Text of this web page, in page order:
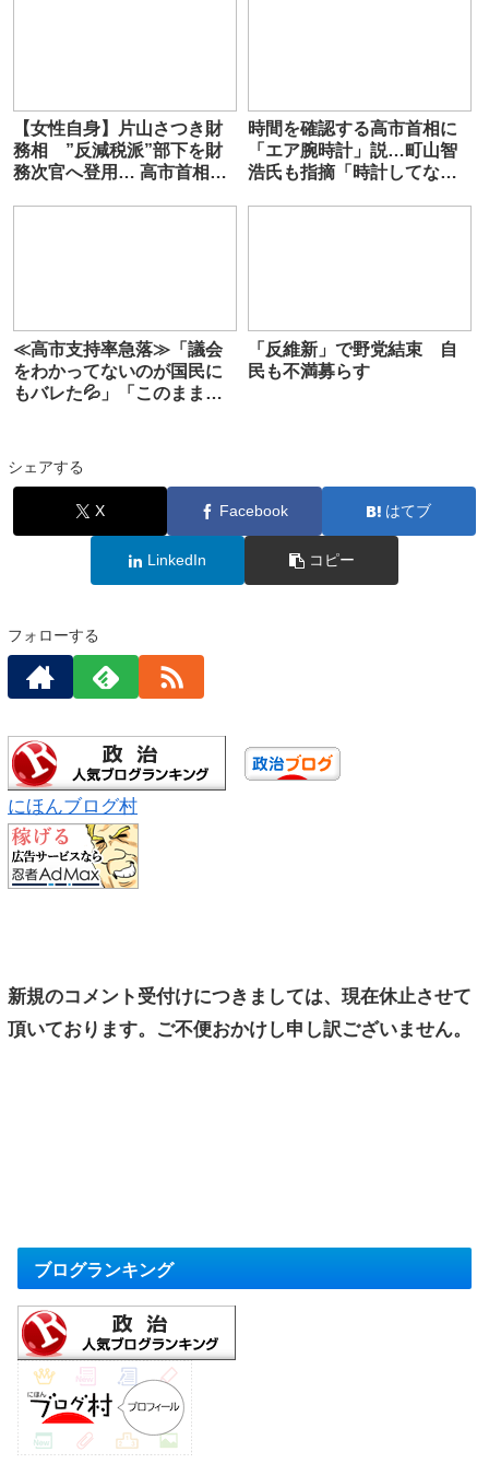
【女性自身】片山さつき財
務相 ”反減税派”部下を財
務次官へ登用… 高市首相が
時間を確認する高市首相に
「エア腕時計」説…町山智
浩氏も指摘「時計してない
≪高市支持率急落≫「議会
をわかってないのが国民に
もバレた💦」「このままで
「反維新」で野党結束 自
民も不満募らす
シェアする
X Facebook はてブ
LinkedIn コピー
フォローする
にほんブログ村
新規のコメント受付けにつきましては、現在休止させて
頂いております。ご不便おかけし申し訳ございません。
ブログランキング